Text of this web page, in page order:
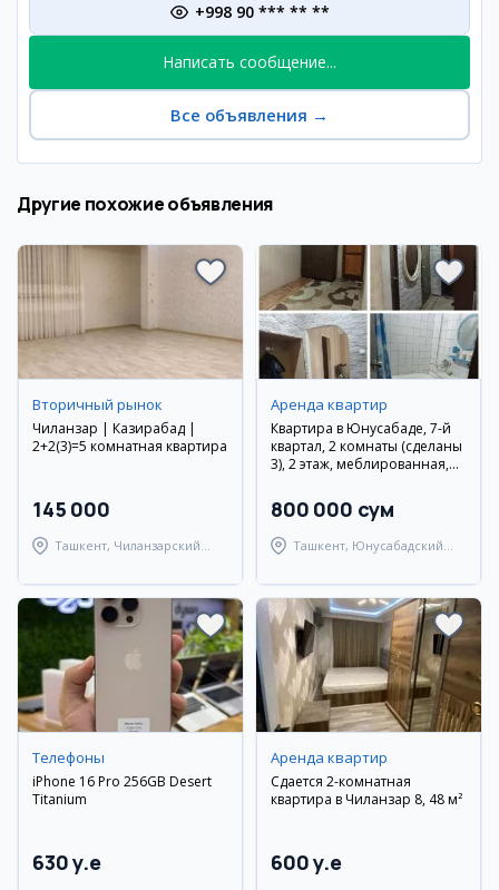
+998 90 *** ** **
Написать сообщение...
Все объявления →
Другие похожие объявления
Вторичный рынок
Чиланзар | Казирабад |
2+2(3)=5 комнатная квартира
145 000
Ташкент, Чиланзарский
Аренда квартир
Квартира в Юнусабаде, 7-й
квартал, 2 комнаты (сделаны
3), 2 этаж, меблированная,
800 000 сум
Ташкент, Юнусабадский
Телефоны
iPhone 16 Pro 256GB Desert
Titanium
630 y.e
Аренда квартир
Сдается 2-комнатная
квартира в Чиланзар 8, 48 м²
600 y.e